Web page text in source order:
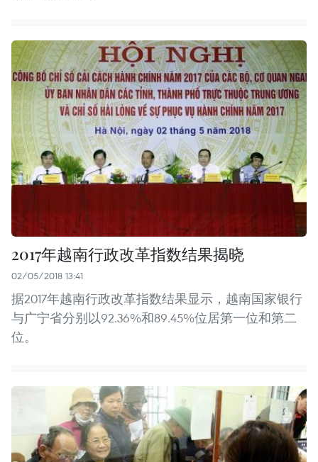
2017年越南行政改革指数结果揭晓
02/05/2018 13:41
据2017年越南行政改革指数结果显示，越南国家银行
与广宁省分别以92.36%和89.45%位居第一位和第二
位。